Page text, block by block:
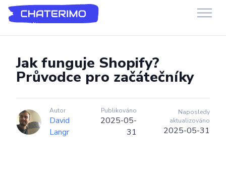
Jak funguje Shopify?
Průvodce pro začátečníky
Autor
David
Langr
Publikováno
2025-05-
31
Naposledy
aktualizováno
2025-05-31
Chaterimo Podpora